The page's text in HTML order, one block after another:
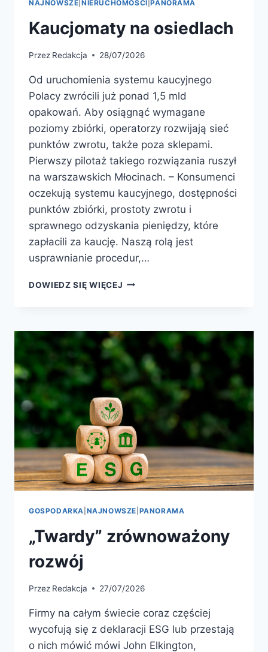
NAJNOWSZE NIERUCHOMOŚCI PANORAMA
Kaucjomaty na osiedlach
Przez Redakcja 28/07/2026
Od uruchomienia systemu kaucyjnego
Polacy zwrócili już ponad 1,5 mld
opakowań. Aby osiągnąć wymagane
poziomy zbiórki, operatorzy rozwijają sieć
punktów zwrotu, także poza sklepami.
Pierwszy pilotaż takiego rozwiązania ruszył
na warszawskich Młocinach. – Konsumenci
oczekują systemu kaucyjnego, dostępności
punktów zbiórki, prostoty zwrotu i
sprawnego odzyskania pieniędzy, które
zapłacili za kaucję. Naszą rolą jest
usprawnianie procedur,…
DOWIEDZ SIĘ WIĘCEJ
GOSPODARKA NAJNOWSZE PANORAMA
„Twardy” zrównoważony
rozwój
Przez Redakcja 27/07/2026
Firmy na całym świecie coraz częściej
wycofują się z deklaracji ESG lub przestają
o nich mówić mówi John Elkington,